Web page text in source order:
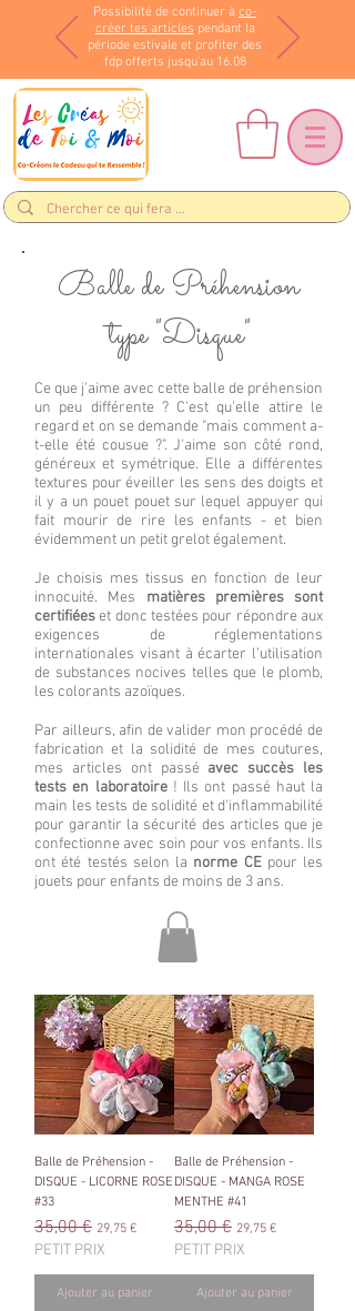
Possibilité de continuer à co-
créer tes articles pendant la
période estivale et profiter des
fdp offerts jusqu'au 16.08
Balle de Préhension -
DISQUE - LICORNE ROSE
#33
Prix original
35,00 € Prix promotionnel
29,75 €
PETIT PRIX
Ajouter au panier
Balle de Préhension -
DISQUE - MANGA ROSE
MENTHE #41
Prix original
35,00 € Prix promotionnel
29,75 €
PETIT PRIX
Ajouter au panier
Balle de Préhension
type "Disque"
Ce que j'aime avec cette balle de préhension
un peu différente ? C'est qu'elle attire le
regard et on se demande "mais comment a-
t-elle été cousue ?". J'aime son côté rond,
généreux et symétrique. Elle a différentes
textures pour éveiller les sens des doigts et
il y a un pouet pouet sur lequel appuyer qui
fait mourir de rire les enfants - et bien
évidemment un petit grelot également.
Je choisis mes tissus en fonction de leur
innocuité. Mes matières premières sont
certifiées et donc testées pour répondre aux
exigences de réglementations
internationales visant à écarter l’utilisation
de substances nocives telles que le plomb,
les colorants azoïques.
Par ailleurs, afin de valider mon procédé de
fabrication et la solidité de mes coutures,
mes articles ont passéavec succès les
tests en laboratoire ! Ils ont passé haut la
main les tests de solidité et d'inflammabilité
pour garantir la sécurité des articles que je
confectionne avec soin pour vos enfants. Ils
ont été testés selon la norme CEpour les
jouets pour enfants de moins de 3 ans.